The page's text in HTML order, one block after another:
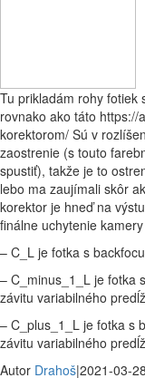
Tu prikladám rohy fotiek
rovnako ako táto
korektorom/ Sú v
zaostrenie (s touto
spustiť), takže je to
lebo ma zaujímali skôr
korektor je hneď na
finálne uchytenie
– C_L je fotka s
– C_minus_1_L je fotka
závitu variabilného
– C_plus_1_L je fotka s
závitu variabilného
Autor Drahoš|2021-03-